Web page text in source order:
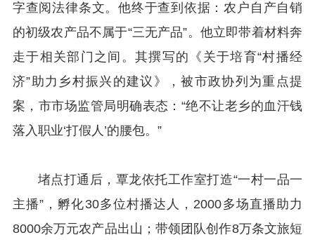
字查阅法律条文。他终于查到依据：农户自产自销
的初级农产品不属于“三无产品”。他立即带着材料奔
走于相关部门之间。其撰写的《关于培育“村播经
济”助力乡村振兴的建议》，被市政协列为重点提
案，市市场监管局明确表态：“绝不让老乡的血汗钱
落入职业‘打假人’的腰包。”
堵点打通后，覃龙依托工作室打造“一村一品一
主播”，孵化30多位村播达人，2000多场直播助力
8000余万元农产品出山；带领团队创作8万条文旅短